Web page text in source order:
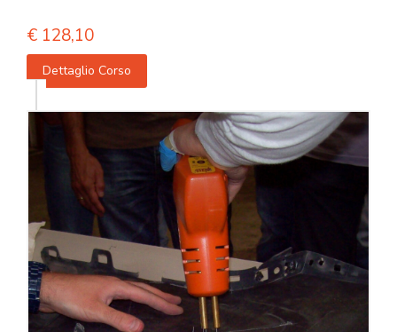
€ 128,10
Dettaglio Corso